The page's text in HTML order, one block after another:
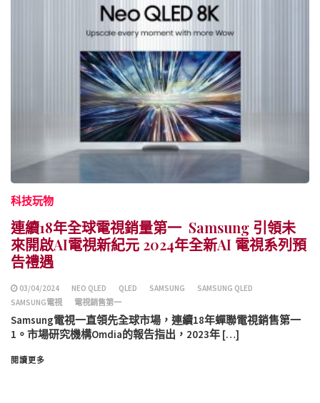
科技玩物
連續18年全球電視銷量第一 Samsung 引領未
來開啟AI電視新紀元 2024年全新AI 電視系列預
告禮遇
03/04/2024 NEO QLED QLED SAMSUNG
SAMSUNG QLED
SAMSUNG電視
電視銷售第一
Samsung電視一直領先全球市場，連續18年蟬聯電視銷售第一
1。市場研究機構Omdia的報告指出，2023年 […]
閱讀更多